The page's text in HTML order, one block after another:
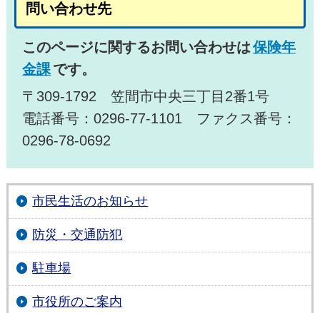
問い合わせ先
このページに関するお問い合わせは保険年
金課です。
〒309-1792 笠間市中央三丁目2番1号
電話番号：0296-77-1101 ファクス番号：
0296-78-0692
市民生活のお知らせ
防災・交通防犯
駐車場
市役所のご案内